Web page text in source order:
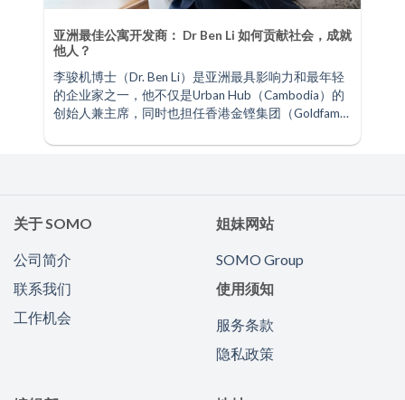
亚洲最佳公寓开发商： Dr Ben Li 如何贡献社会，成就
他人？
李骏机博士（Dr. Ben Li）是亚洲最具影响力和最年轻
的企业家之一，他不仅是Urban Hub（Cambodia）的
创始人兼主席，同时也担任香港金铿集团（Goldfame
总裁、好师傅装修执行董事、蓝鼎集团独立费执行董
拉松担任联署主席、在海南省农业对外交流合作促进
名国际 李博士虽是英国法律荣誉学士的毕业生，但在
而，精通法律的他，在其他领域却宛如“新鲜人”。他
认为自己应该要向身边的人学习，累积经验后才能创
业成功，而不应该在毫无经验的情况下贸然创业。因
此，他跟随父亲从事毛衣生产商，并且于2012年在柬
埔寨的首都金边收购了前牛仔裤工厂，创立了首都·国
关于 SOMO
公司简介
联系我们
工作机会
姐妹网站
SOMO Group
使用须知
服务条款
隐私政策